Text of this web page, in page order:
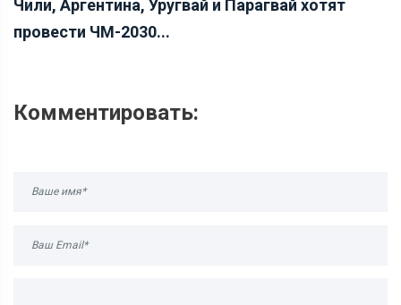
Чили, Аргентина, Уругвай и Парагвай хотят
провести ЧМ-2030...
Комментировать: